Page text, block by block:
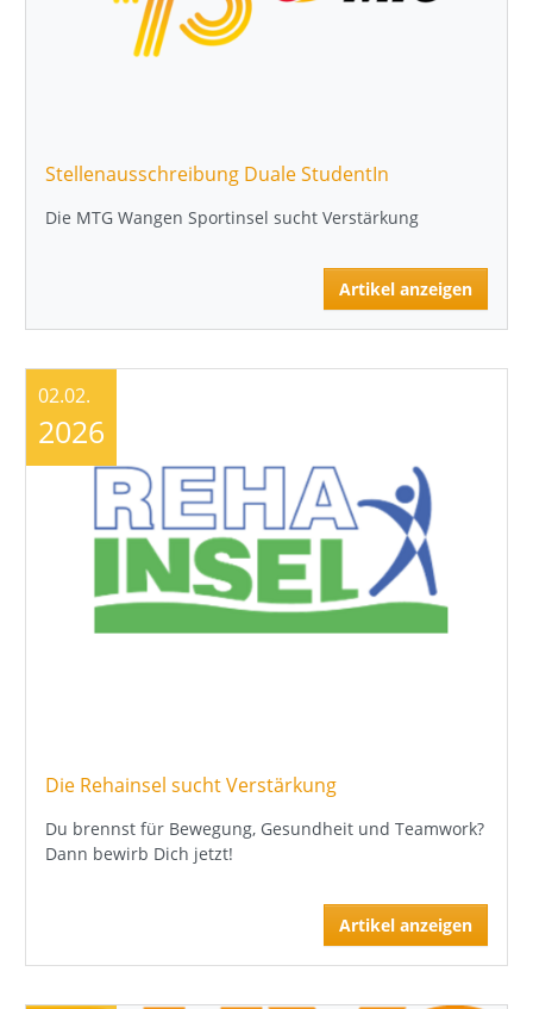
Stellenausschreibung Duale StudentIn
Die MTG Wangen Sportinsel sucht Verstärkung
Artikel anzeigen
Die Rehainsel sucht Verstärkung
Du brennst für Bewegung, Gesundheit und Teamwork?
Dann bewirb Dich jetzt!
Artikel anzeigen
02.02.
2026